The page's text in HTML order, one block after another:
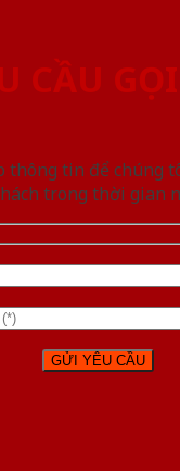
CẦU
thông tin để chúng
trong thời gian